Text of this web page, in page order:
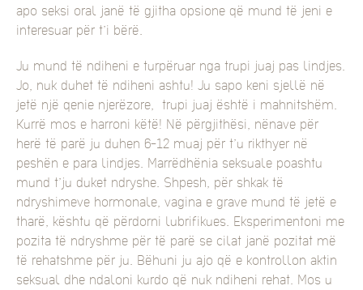
apo seksi oral janë të gjitha opsione që mund të jeni e
interesuar për t’i bërë.
Ju mund të ndiheni e turpëruar nga trupi juaj pas lindjes.
Jo, nuk duhet të ndiheni ashtu! Ju sapo keni sjellë në
jetë një qenie njerëzore, trupi juaj është i mahnitshëm.
Kurrë mos e harroni këtë! Në përgjithësi, nënave për
herë të parë ju duhen 6-12 muaj për t’u rikthyer në
peshën e para lindjes. Marrëdhënia seksuale poashtu
mund t’ju duket ndryshe. Shpesh, për shkak të
ndryshimeve hormonale, vagina e grave mund të jetë e
tharë, kështu që përdorni lubrifikues. Eksperimentoni me
pozita të ndryshme për të parë se cilat janë pozitat më
të rehatshme për ju. Bëhuni ju ajo që e kontrollon aktin
seksual dhe ndaloni kurdo që nuk ndiheni rehat. Mos u